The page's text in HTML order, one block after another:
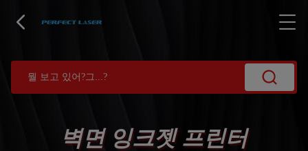
벽면 잉크젯 프린터